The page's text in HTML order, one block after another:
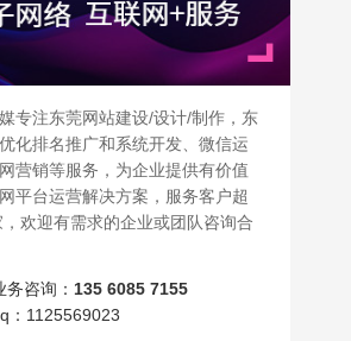
专注东莞网站建设/设计/制作，东
化排名推广和系统开发、微信运
营销等服务，为企业提供有价值
平台运营解决方案，服务客户超
欢迎有需求的企业或团队咨询合
务咨询： 135 6085 7155
：1125569023